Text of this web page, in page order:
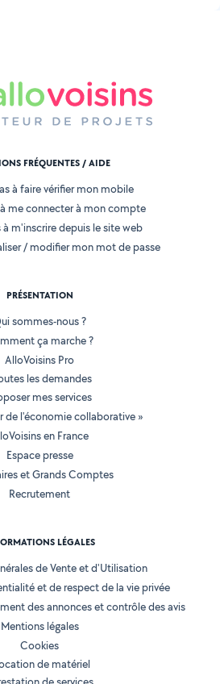
FRÉQUENTES / AIDE
à faire vérifier mon mobile
à me connecter à mon compte
à m'inscrire depuis le site web
/ modifier mon mot de passe
PRÉSENTATION
sommes-nous ?
ça marche ?
AlloVoisins Pro
les demandes
mes services
de l'économie collaborative »
en France
Espace presse
et Grands Comptes
Recrutement
LÉGALES
de Vente et d'Utilisation
et de respect de la vie privée
des annonces et contrôle des avis
Mentions légales
Cookies
de matériel